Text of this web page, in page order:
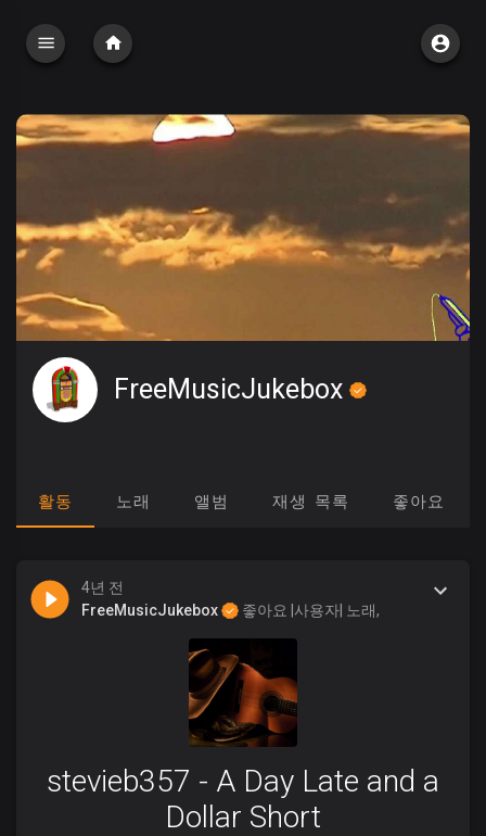
FreeMusicJukebox
활동 노래 앨범 재생 목록 좋아요
4년 전
FreeMusicJukebox
좋아요 |사용자| 노래,
stevieb357 - A Day Late and a
Dollar Short